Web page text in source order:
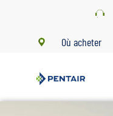
Où acheter